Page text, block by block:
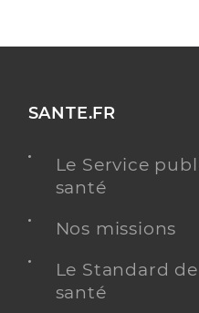
SANTE.FR
Le Service
santé
Nos missions
Le Standard
santé